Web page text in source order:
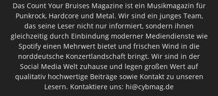
Das Count Your Bruises Magazine ist ein Musikmagazin für
Punkrock, Hardcore und Metal. Wir sind ein junges Team,
das seine Leser nicht nur informiert, sondern ihnen
gleichzeitig durch Einbindung moderner Mediendienste wie
Spotify einen Mehrwert bietet und frischen Wind in die
norddeutsche Konzertlandschaft bringt. Wir sind in der
Social Media Welt zuhause und legen großen Wert auf
qualitativ hochwertige Beiträge sowie Kontakt zu unseren
Lesern. Kontaktiere uns: hi@cybmag.de